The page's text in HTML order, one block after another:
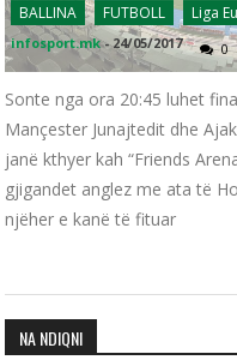
BALLINA FUTBOLL Liga
infosport.mk -24/05/2017 0
Sonte nga ora 20:45 luhet
Mançester Junajtedit dhe
janë kthyer kah “Friends
gjigandet anglez me ata të
njëher e kanë të fituar
NA NDIQNI